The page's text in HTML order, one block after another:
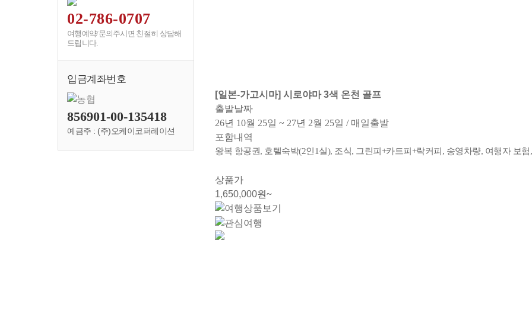
02-786-0707
여행예약/문의주시면 친절히 상담해
드립니다.
입금계좌번호
856901-00-135418
예금주 : (주)오케이코퍼레이션
[일본-가고시마] 시로야마 3색 온천 골프
출발날짜
26년 10월 25일 ~ 27년 2월 25일 / 매일출발
포함내역
왕복 항공권, 호텔숙박(2인1실), 조식, 그린피+카트피+락커피, 송영차량, 여행자 보
상품가
1,650,000원~